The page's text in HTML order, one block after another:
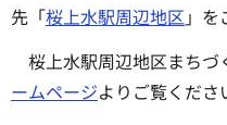
先「桜上水駅周辺地区 」を
桜上水駅周辺地区まちづ
ームページよりご覧くださ